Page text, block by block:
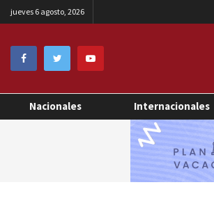
jueves 6 agosto, 2026
Nacionales Internacionales